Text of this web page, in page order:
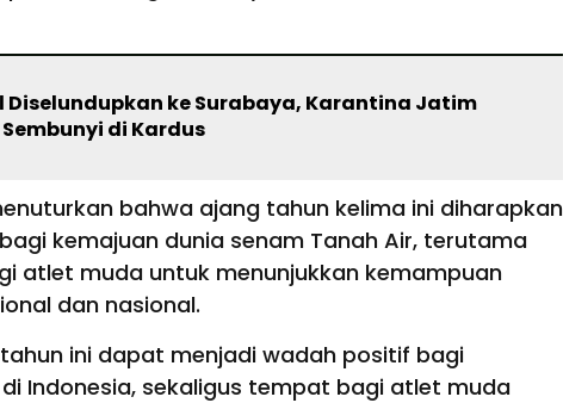
Diselundupkan ke Surabaya, Karantina Jatim
di Kardus
bahwa ajang tahun kelima ini diharapkan
kemajuan dunia senam Tanah Air, terutama
atlet muda untuk menunjukkan kemampuan
dan nasional.
ini dapat menjadi wadah positif bagi
Indonesia, sekaligus tempat bagi atlet muda